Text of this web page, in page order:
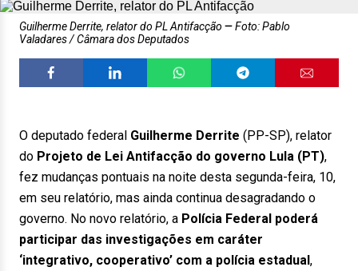
Guilherme Derrite, relator do PL Antifacção
Foto: Pablo
Valadares / Câmara dos Deputados
O deputado federal Guilherme Derrite (PP-SP), relator
do Projeto de Lei Antifacção do governo Lula (PT),
fez mudanças pontuais na noite desta segunda-feira, 10,
em seu relatório, mas ainda continua desagradando o
governo. No novo relatório, a Polícia Federal poderá
participar das investigações em caráter
‘integrativo, cooperativo’ com a polícia estadual,